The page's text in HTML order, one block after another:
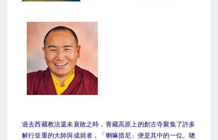
過去西藏教法還未衰敗之時，青藏高原上的創古寺聚集了許多
解行並重的大師與成就者，「喇嘛措尼」便是其中的一位。聰